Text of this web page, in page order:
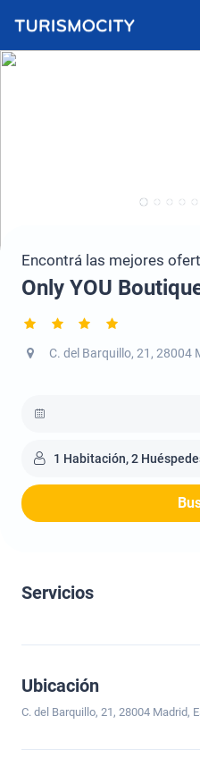
Encontrá las mejores
Only YOU
C. del Barquillo, 21, 28004
1 Habitación, 2
Servicios
Ubicación
C. del Barquillo, 21, 28004 Madrid,